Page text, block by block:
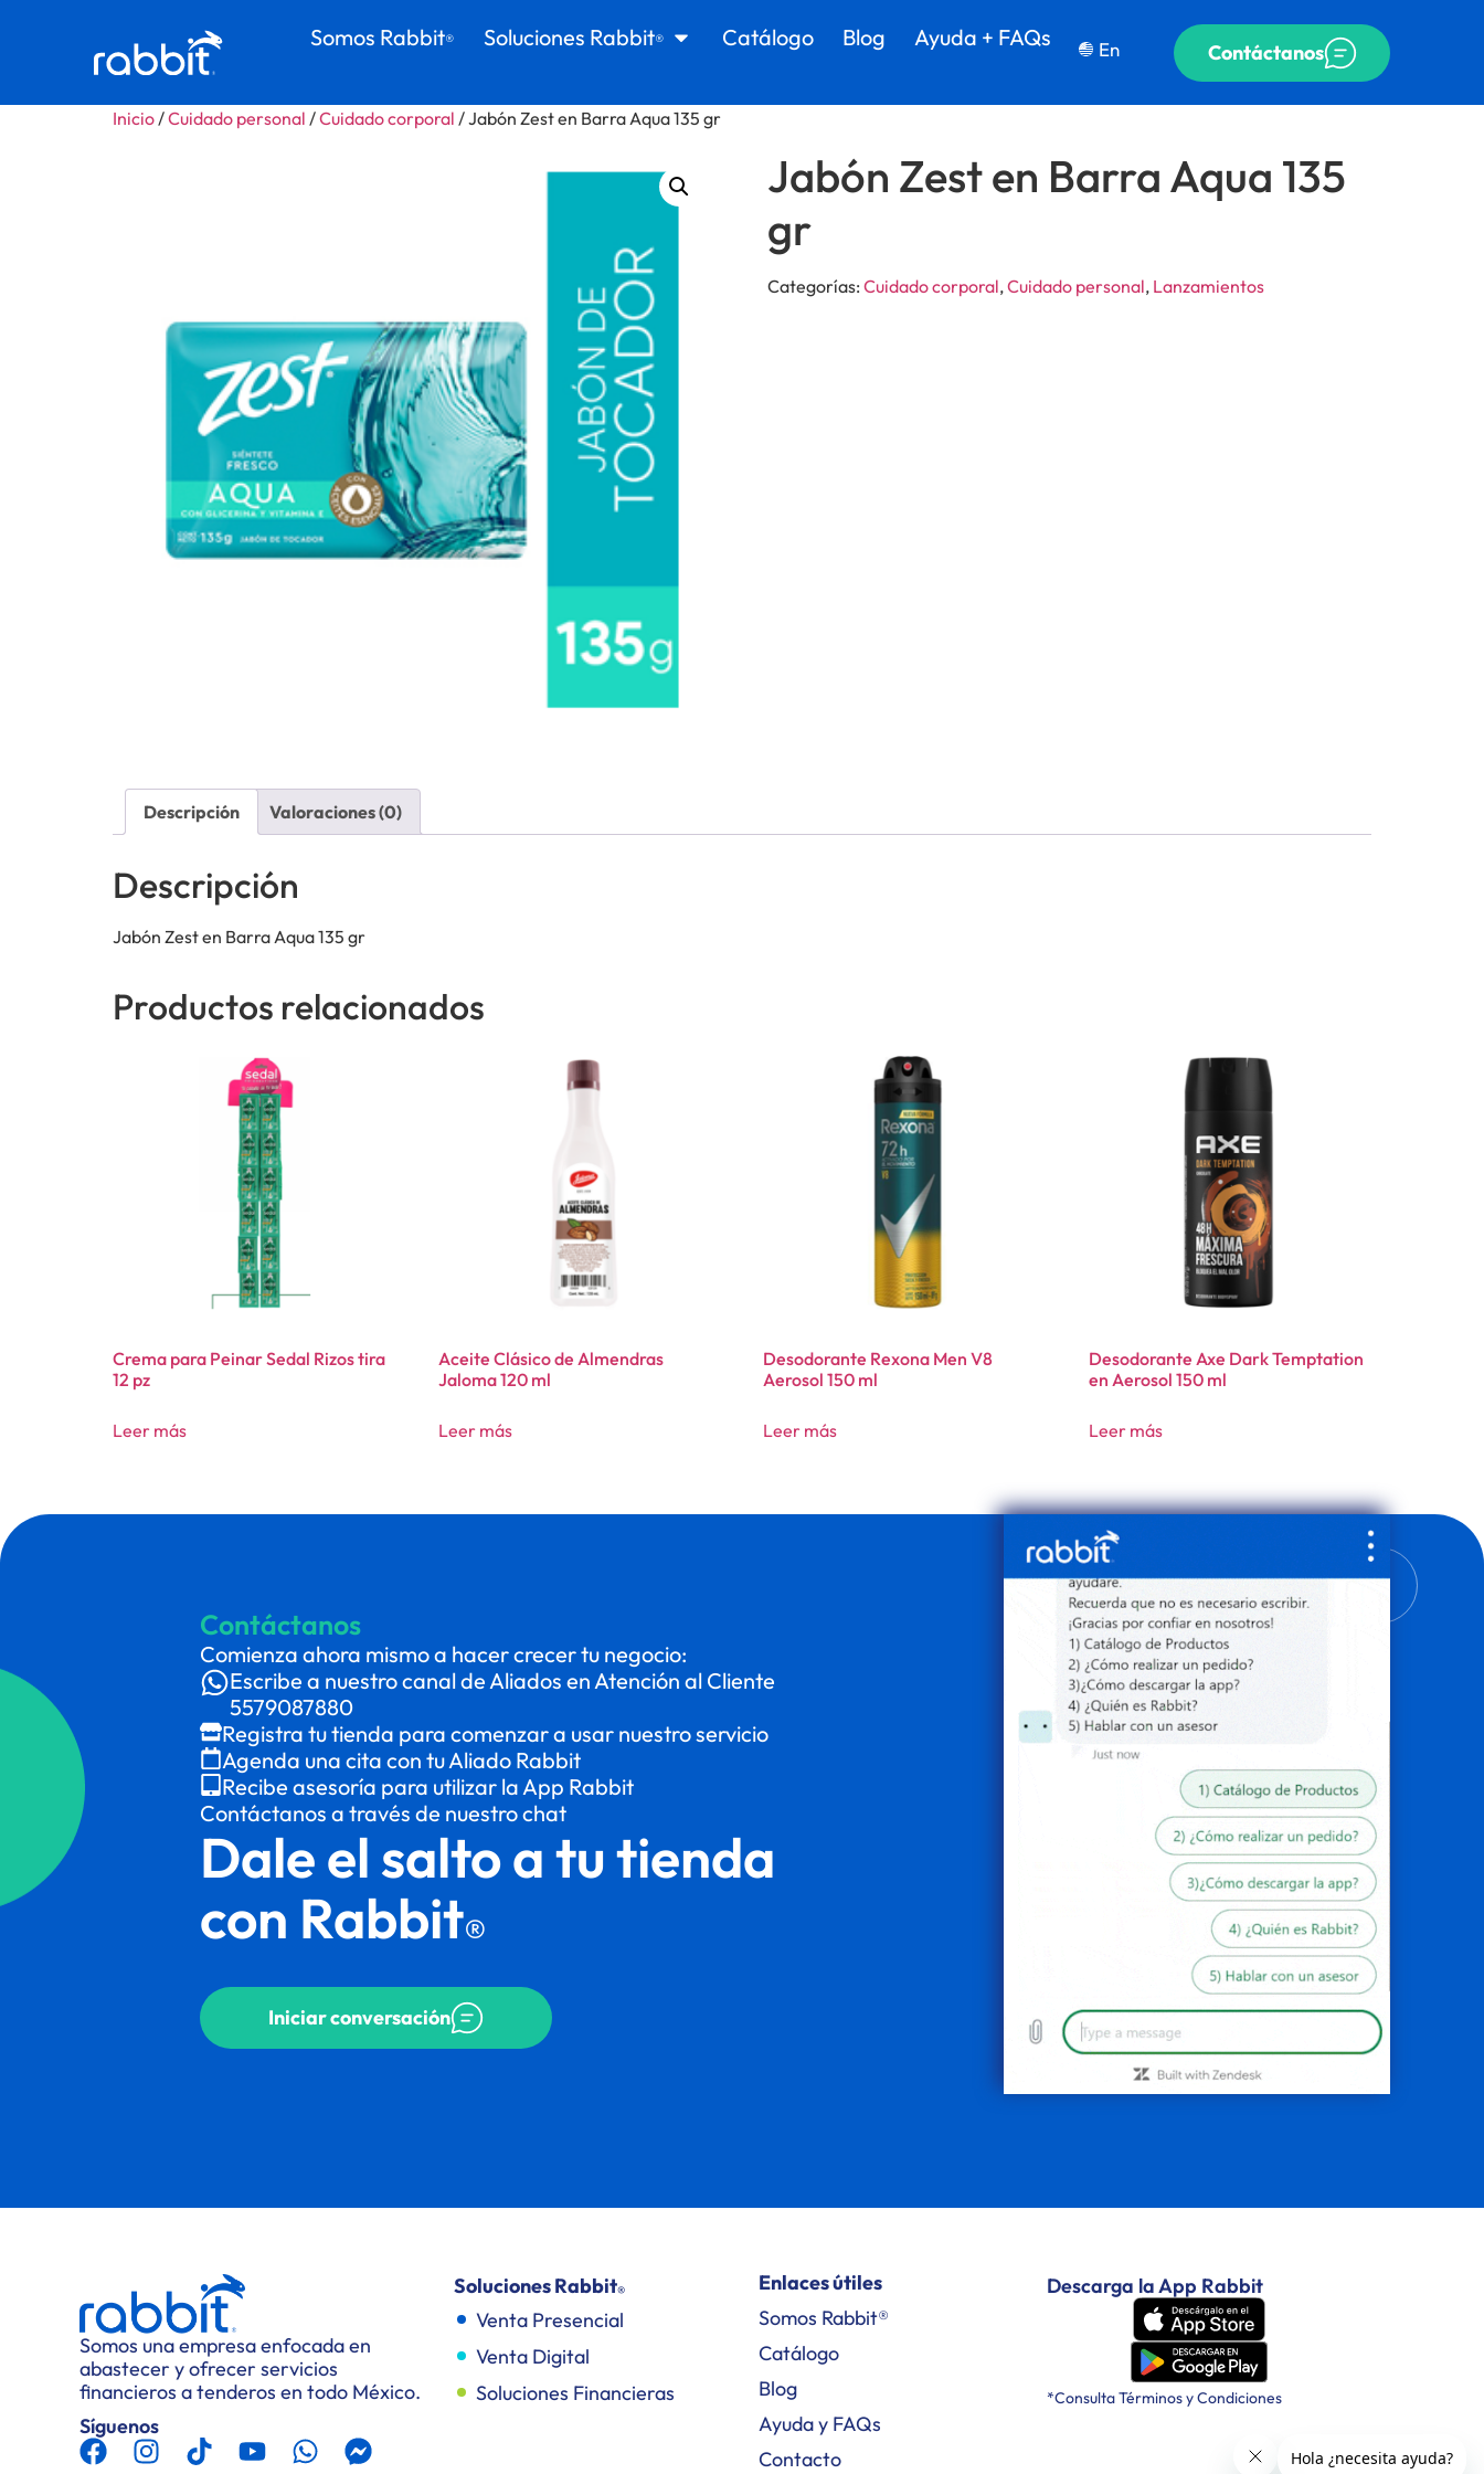
Somos Rabbit® Soluciones Rabbit® Catálogo Blog Ayuda + FAQs En Contáctanos
Inicio/Cuidado personal /Cuidado corporal / Jabón Zest en Barra Aqua 135 gr
Jabón Zest en Barra Aqua 135
gr
Categorías: Cuidado corporal,Cuidado personal, Lanzamientos
Descripción Valoraciones (0)
Descripción
Jabón Zest en Barra Aqua 135 gr
Productos relacionados
Crema para Peinar Sedal Rizos tira
12 pz
Leer más
Aceite Clásico de Almendras
Jaloma 120 ml
Leer más
Desodorante Rexona Men V8
Aerosol 150 ml
Leer más
Desodorante Axe Dark Temptation
en Aerosol 150 ml
Leer más
Contáctanos
Comienza ahora mismo a hacer crecer tu negocio:
Escribe a nuestro canal de Aliados en Atención al Cliente
5579087880
Registra tu tienda para comenzar a usar nuestro servicio
Agenda una cita con tu Aliado Rabbit
Recibe asesoría para utilizar la App Rabbit
Contáctanos a través de nuestro chat
Dale el salto a tu tienda
con Rabbit®
Iniciar conversación
Somos una empresa enfocada en
abastecer y ofrecer servicios
financieros a tenderos en todo México.
Síguenos
Soluciones Rabbit®
Venta Presencial
Venta Digital
Soluciones Financieras
Enlaces útiles
Somos Rabbit®
Catálogo
Blog
Ayuda y FAQs
Contacto
Descarga la App Rabbit
*Consulta Términos y Condiciones